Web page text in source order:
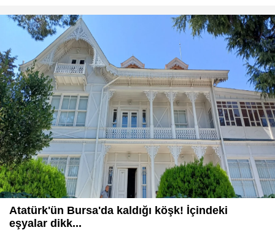
Atatürk'ün Bursa'da kaldığı köşk! İçindeki
eşyalar dikk...